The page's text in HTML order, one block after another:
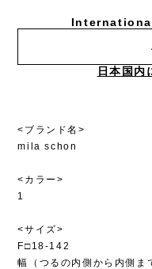
日本国内
<ブランド名>
mila schon
<カラー>
1
<サイズ>
F□18-142
幅（つるの内側から内側